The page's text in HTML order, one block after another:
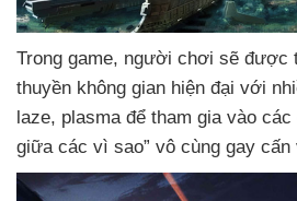
Trong game, người chơi sẽ được
thuyền không gian hiện đại với
laze, plasma để tham gia vào các
giữa các vì sao” vô cùng gay cấn